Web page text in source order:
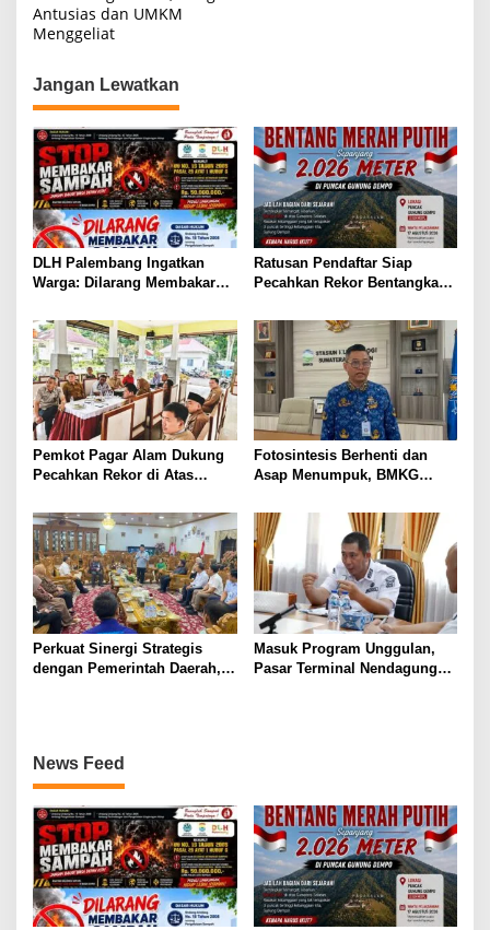
v
g
a
s
i
p
o
s
Antusias dan UMKM
Menggeliat
Jangan Lewatkan
DLH Palembang Ingatkan
Warga: Dilarang Membakar
Denda Rp 50 Juta
Ratusan Pendaftar Siap
Pecahkan Rekor Bentangkan
Dempo
Pemkot Pagar Alam Dukung
Pecahkan Rekor di Atas
Meter di Puncak Dempo
Fotosintesis Berhenti dan
Asap Menumpuk, BMKG
Udara Malam Hari
Perkuat Sinergi Strategis
dengan Pemerintah Daerah,
Masuk Program Unggulan,
Pasar Terminal Nendagung
News Feed